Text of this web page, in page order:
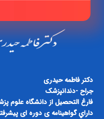
دكتر فاطمه حيدری
جراح -دندانپزشک
فارغ التحصيل از دانشگاه علوم
داراي گواهينامه ی دوره ای